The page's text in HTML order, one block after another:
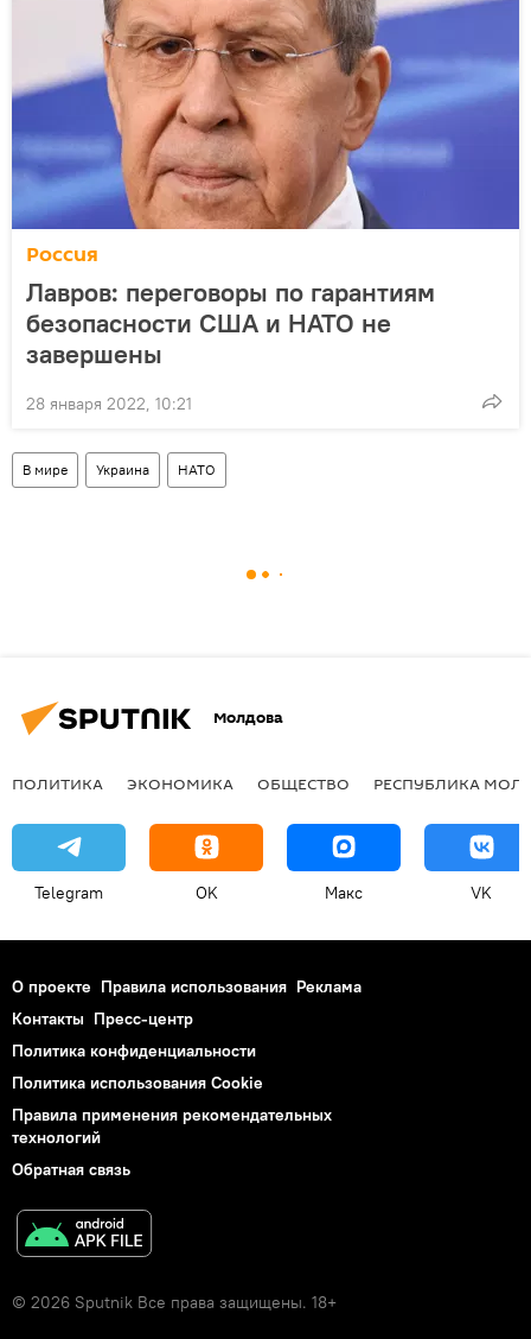
Россия
Лавров: переговоры по гарантиям
безопасности США и НАТО не
завершены
28 января 2022, 10:21
В мире Украина НАТО
Молдова
ПОЛИТИКА ЭКОНОМИКА ОБЩЕСТВО РЕСПУБЛИКА
Telegram OK Макс VK
О проекте Правила использования Реклама
Контакты Пресс-центр
Политика конфиденциальности
Политика использования Cookie
Правила применения рекомендательных
технологий
Обратная связь
© 2026 Sputnik Все права защищены. 18+